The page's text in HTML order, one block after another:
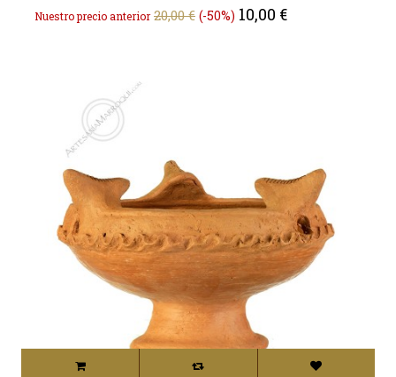
Nuestro precio anterior Precio
20,00 € -50% Precio
10,00 €